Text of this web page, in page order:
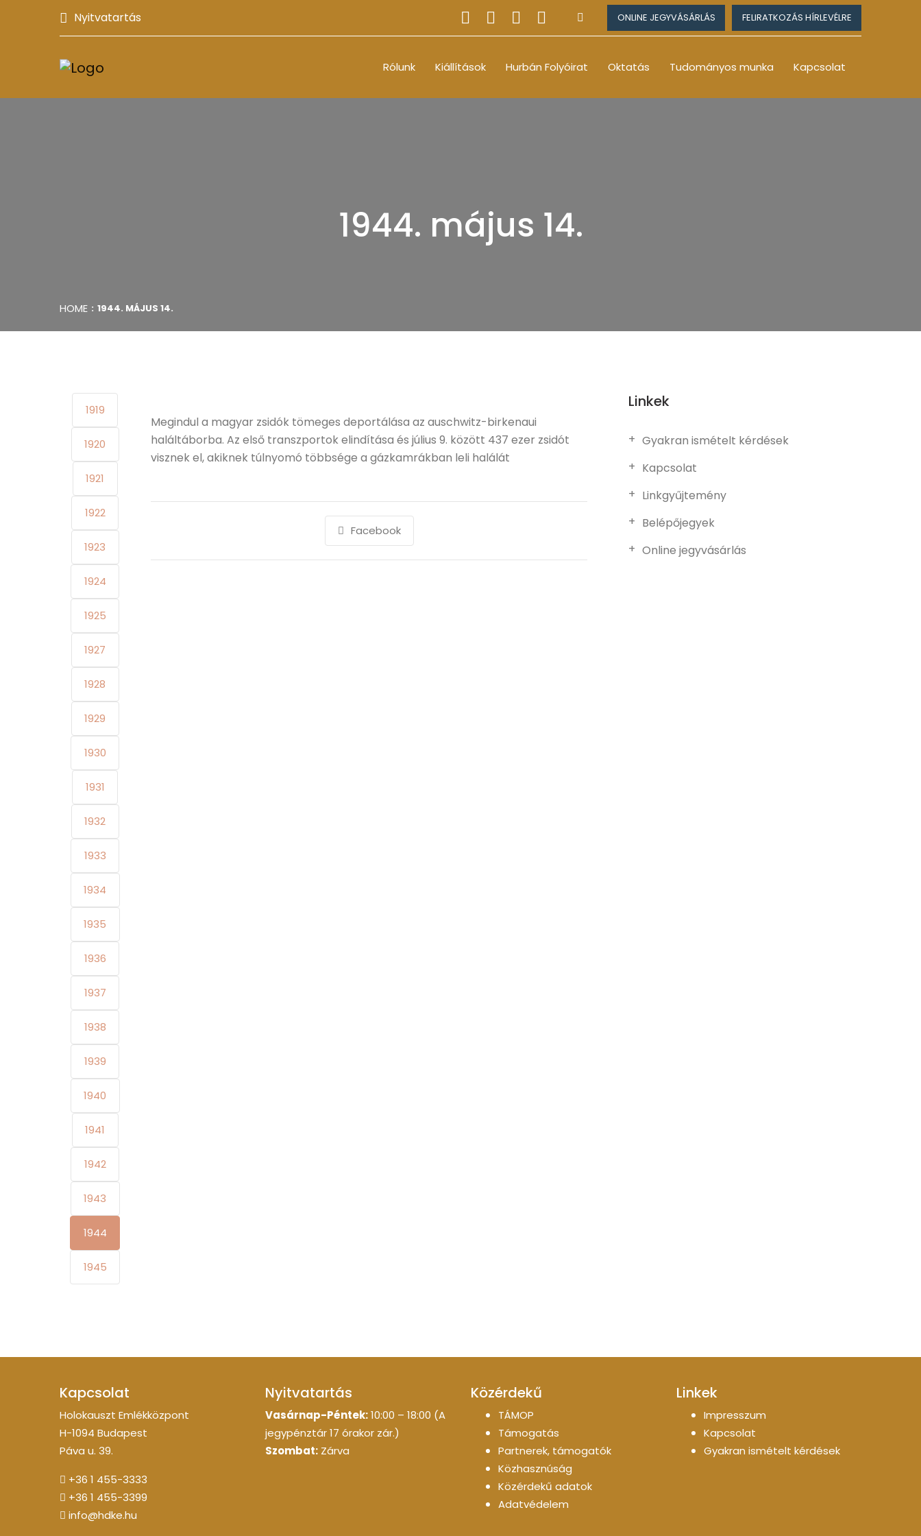
Nyitvatartás ONLINE JEGYVÁSÁRLÁS FELIRATKOZÁS HÍRLEVÉLRE
Rólunk Kiállítások Hurbán Folyóirat Oktatás Tudományos munka Kapcsolat
1944. május 14.
HOME 1944. MÁJUS 14.
1919
1920
1921
1922
1923
1924
1925
1927
1928
1929
1930
1931
1932
1933
1934
1935
1936
1937
1938
1939
1940
1941
1942
1943
1944
1945
Megindul a magyar zsidók tömeges deportálása az auschwitz-birkenaui
haláltáborba. Az első transzportok elindítása és július 9. között 437 ezer zsidót
visznek el, akiknek túlnyomó többsége a gázkamrákban leli halálát
Facebook
Linkek
Gyakran ismételt kérdések
Kapcsolat
Linkgyűjtemény
Belépőjegyek
Online jegyvásárlás
Kapcsolat
Holokauszt Emlékközpont
H-1094 Budapest
Páva u. 39.
+36 1 455-3333
+36 1 455-3399
info@hdke.hu
Nyitvatartás
Vasárnap-Péntek:10:00 – 18:00 (A
jegypénztár 17 órakor zár.)
Szombat: Zárva
Közérdekű
TÁMOP
Támogatás
Partnerek, támogatók
Közhasznúság
Közérdekű adatok
Adatvédelem
Linkek
Impresszum
Kapcsolat
Gyakran ismételt kérdések